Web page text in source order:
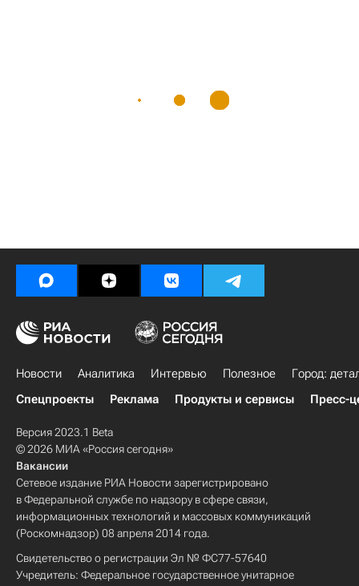
Новости Аналитика Интервью Полезное
Город:
Спецпроекты
Реклама Продукты и сервисы Пресс-
Версия 2023.1 Beta
© 2026 МИА «Россия сегодня»
Вакансии
Сетевое издание РИА Новости зарегистрировано
в Федеральной службе по надзору в сфере связи,
информационных технологий и массовых коммуникаций
(Роскомнадзор) 08 апреля 2014 года.
Свидетельство о регистрации Эл № ФС77-57640
Учредитель: Федеральное государственное унитарное